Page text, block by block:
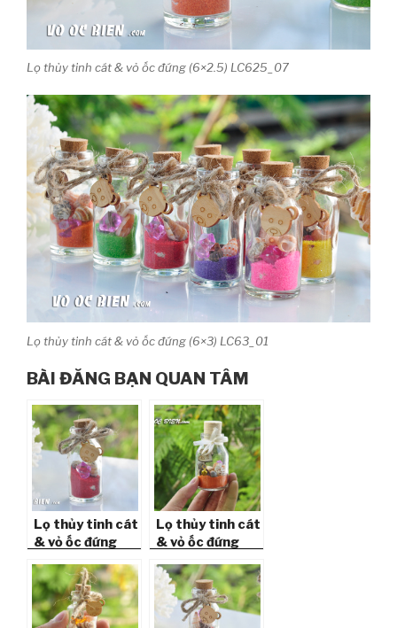
Lọ thủy tinh cát & vỏ ốc đứng (6×2.5) LC625_07
Lọ thủy tinh cát & vỏ ốc đứng (6×3) LC63_01
BÀI ĐĂNG BẠN QUAN TÂM
Lọ thủy tinh cát
& vỏ ốc đứng
LC625_06
Lọ thủy tinh cát
& vỏ ốc đứng